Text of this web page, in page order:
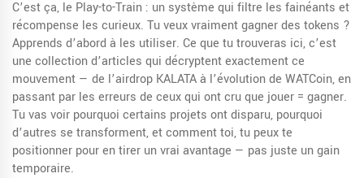
C’est ça, le Play-to-Train : un système qui filtre les fainéants et
récompense les curieux. Tu veux vraiment gagner des tokens ?
Apprends d’abord à les utiliser. Ce que tu trouveras ici, c’est
une collection d’articles qui décryptent exactement ce
mouvement — de l’airdrop KALATA à l’évolution de WATCoin, en
passant par les erreurs de ceux qui ont cru que jouer = gagner.
Tu vas voir pourquoi certains projets ont disparu, pourquoi
d’autres se transforment, et comment toi, tu peux te
positionner pour en tirer un vrai avantage — pas juste un gain
temporaire.